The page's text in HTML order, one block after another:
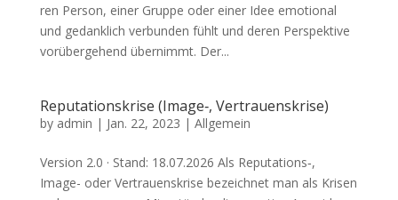
ren Per­son, einer Grup­pe oder einer Idee emo­tio­nal
und gedank­lich ver­bun­den fühlt und deren Per­spek­ti­ve
vor­über­ge­hend über­nimmt. Der...
Reputationskrise (Image‑, Vertrauenskrise)
by admin | Jan. 22, 2023 | Allgemein
Ver­si­on 2.0 · Stand: 18.07.2026 Als Reputations‑,
Image- oder Ver­trau­ens­kri­se bezeich­net man als Kri­sen